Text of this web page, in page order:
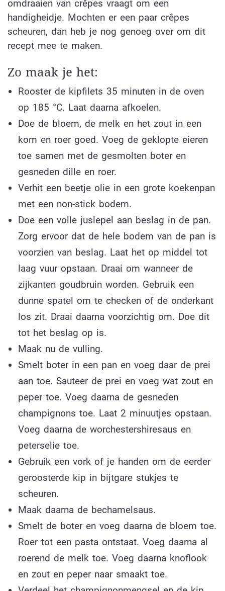
omdraaien van crêpes vraagt om een
handigheidje. Mochten er een paar crêpes
scheuren, dan heb je nog genoeg over om dit
recept mee te maken.
Zo maak je het:
Rooster de kipfilets 35 minuten in de oven
op 185 °C. Laat daarna afkoelen.
Doe de bloem, de melk en het zout in een
kom en roer goed. Voeg de geklopte eieren
toe samen met de gesmolten boter en
gesneden dille en roer.
Verhit een beetje olie in een grote koekenpan
met een non-stick bodem.
Doe een volle juslepel aan beslag in de pan.
Zorg ervoor dat de hele bodem van de pan is
voorzien van beslag. Laat het op middel tot
laag vuur opstaan. Draai om wanneer de
zijkanten goudbruin worden. Gebruik een
dunne spatel om te checken of de onderkant
los zit. Draai daarna voorzichtig om. Doe dit
tot het beslag op is.
Maak nu de vulling.
Smelt boter in een pan en voeg daar de prei
aan toe. Sauteer de prei en voeg wat zout en
peper toe. Voeg daarna de gesneden
champignons toe. Laat 2 minuutjes opstaan.
Voeg daarna de worchestershiresaus en
peterselie toe.
Gebruik een vork of je handen om de eerder
geroosterde kip in bijtgare stukjes te
scheuren.
Maak daarna de bechamelsaus.
Smelt de boter en voeg daarna de bloem toe.
Roer tot een pasta ontstaat. Voeg daarna al
roerend de melk toe. Voeg daarna knoflook
en zout en peper naar smaakt toe.